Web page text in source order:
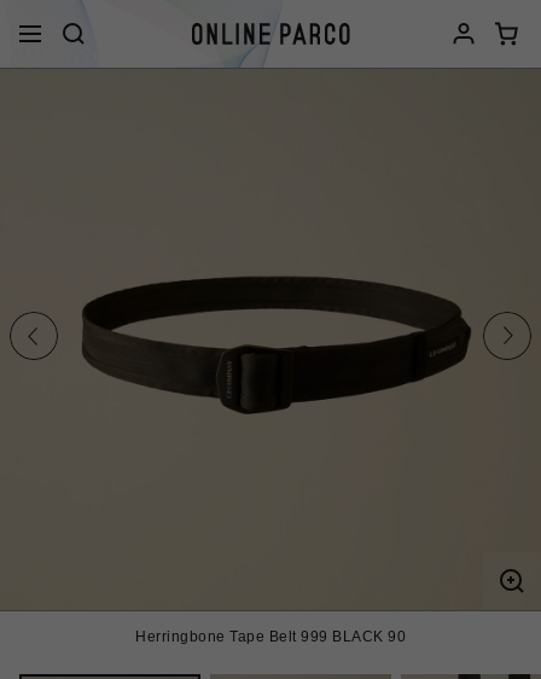
Herringbone Tape Belt 999 BLACK 90